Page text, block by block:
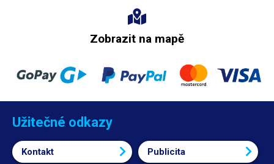
Zobrazit na mapě
Užitečné odkazy
Kontakt Publicita